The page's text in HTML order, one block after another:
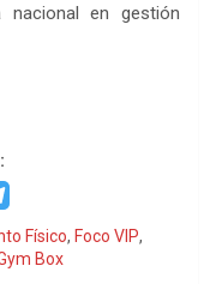
nacional en gestión
Físico, Foco VIP,
Box